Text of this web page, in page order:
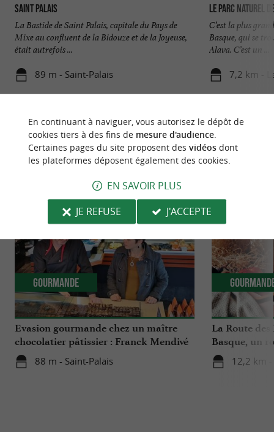
Saint Palais
La Bastide de Saint Palais, capitale du Pays de
Mixe au confluent de la Bidouze et de la Joyeuse,
était autrefois ...
89 m - Saint-Palais
Le Parc naturel
C’est la plus
Basque, qui se
Alava. C’est un ...
7,2 km -
NOUS AVONS TESTÉPOUR VOUS
Evasion gourmande chez un maître
chocolatier pâtissier : Franck Mendivé
à Saint-Palais
88 m - Saint-Palais
Gourmande
La Route des
Basque, un
autour de
12,2 km
En continuant à naviguer, vous autorisez le dépôt de
cookies tiers à des fins de mesure d'audience.
Certaines pages du site proposent des vidéosdont
les plateformes déposent également des cookies.
EN SAVOIR PLUS
JE REFUSE
J'ACCEPTE